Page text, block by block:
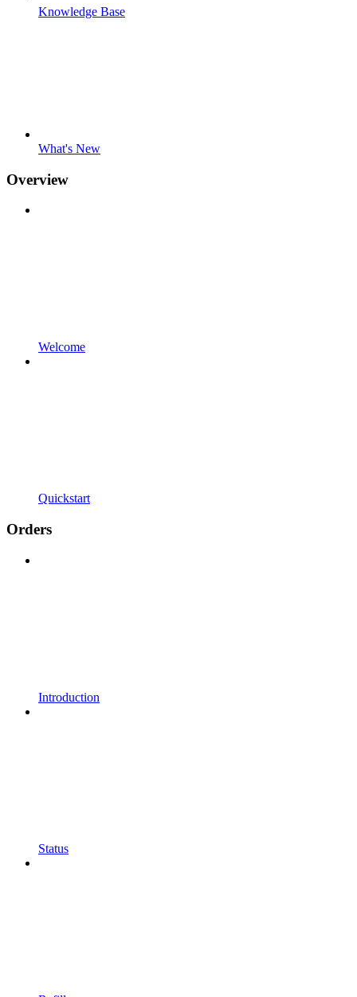
Knowledge Base
What's New
Overview
Welcome
Quickstart
Orders
Introduction
Status